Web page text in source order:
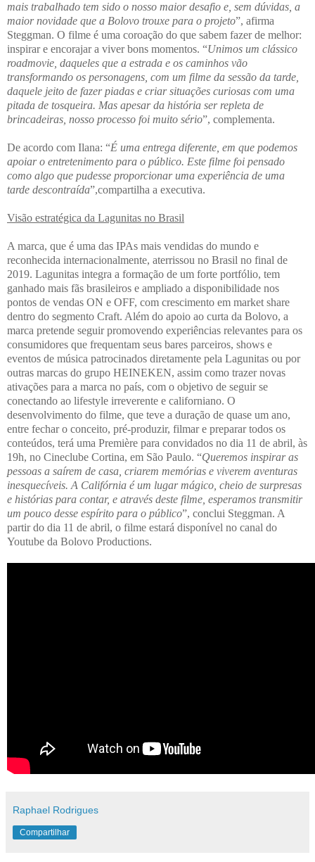
mais trabalhado tem sido o nosso maior desafio e, sem dúvidas, a
maior novidade que a Bolovo trouxe para o projeto”, afirma
Steggman. O filme é uma coroação do que sabem fazer de melhor:
inspirar e encorajar a viver bons momentos. “Unimos um clássico
roadmovie, daqueles que a estrada e os caminhos vão
transformando os personagens, com um filme da sessão da tarde,
daquele jeito de fazer piadas e criar situações curiosas com uma
pitada de tosqueira. Mas apesar da história ser repleta de
brincadeiras, nosso processo foi muito sério”, complementa.
De acordo com Ilana: “É uma entrega diferente, em que podemos
apoiar o entretenimento para o público. Este filme foi pensado
como algo que pudesse proporcionar uma experiência de uma
tarde descontraída”,compartilha a executiva.
Visão estratégica da Lagunitas no Brasil
A marca, que é uma das IPAs mais vendidas do mundo e
reconhecida internacionalmente, aterrissou no Brasil no final de
2019. Lagunitas integra a formação de um forte portfólio, tem
ganhado mais fãs brasileiros e ampliado a disponibilidade nos
pontos de vendas ON e OFF, com crescimento em market share
dentro do segmento Craft. Além do apoio ao curta da Bolovo, a
marca pretende seguir promovendo experiências relevantes para os
consumidores que frequentam seus bares parceiros, shows e
eventos de música patrocinados diretamente pela Lagunitas ou por
outras marcas do grupo HEINEKEN, assim como trazer novas
ativações para a marca no país, com o objetivo de seguir se
conectando ao lifestyle irreverente e californiano. O
desenvolvimento do filme, que teve a duração de quase um ano,
entre fechar o conceito, pré-produzir, filmar e preparar todos os
conteúdos, terá uma Première para convidados no dia 11 de abril, às
19h, no Cineclube Cortina, em São Paulo. “Queremos inspirar as
pessoas a saírem de casa, criarem memórias e viverem aventuras
inesquecíveis. A Califórnia é um lugar mágico, cheio de surpresas
e histórias para contar, e através deste filme, esperamos transmitir
um pouco desse espírito para o público”, conclui Steggman. A
partir do dia 11 de abril, o filme estará disponível no canal do
Youtube da Bolovo Productions.
Raphael Rodrigues
Compartilhar